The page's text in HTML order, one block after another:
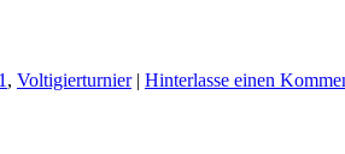
, Voltigierturnier | Hinterlasse einen